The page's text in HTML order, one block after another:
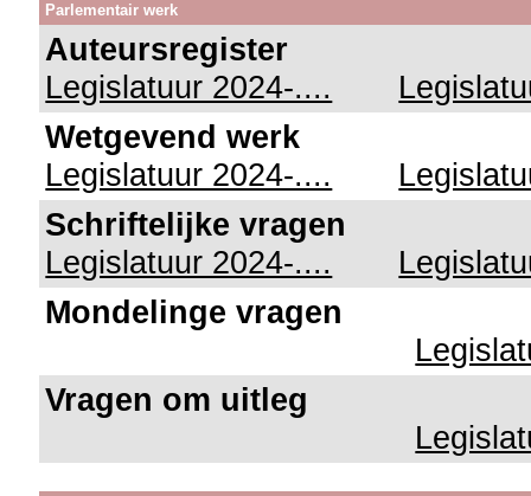
Parlementair werk
Auteursregister
Legislatuur 2024-....
Wetgevend werk
Legislatuur 2024-....
Schriftelijke vragen
Legislatuur 2024-....
Mondelinge vragen
Vragen om uitleg